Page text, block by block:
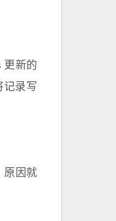
新的
记录写
原因就